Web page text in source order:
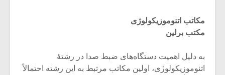
مکاتب اتنوموزیکولوژی
مکتب برلین
به دلیل اهمیت دستگاه‌های ضبط صدا در رشتۀ
اتنوموزیکولوژی، اولین مکاتب مرتبط به این رشته احتمالاً